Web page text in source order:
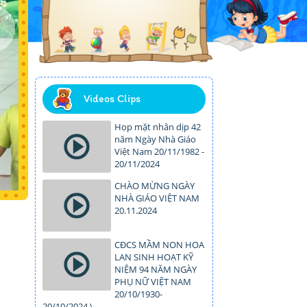
Videos Clips
Họp mặt nhân dịp 42
năm Ngày Nhà Giáo
Việt Nam 20/11/1982 -
20/11/2024
CHÀO MỪNG NGÀY
NHÀ GIÁO VIỆT NAM
20.11.2024
CĐCS MẦM NON HOA
LAN SINH HOẠT KỸ
NIỆM 94 NĂM NGÀY
PHỤ NỮ VIỆT NAM
20/10/1930-